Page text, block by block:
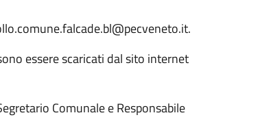
essere scaricati dal sito internet
Comunale e Responsabile